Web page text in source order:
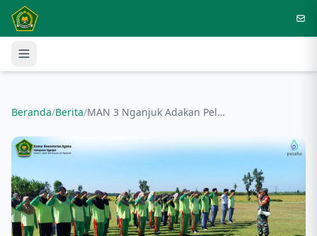
Langsung ke konten utama
Beranda/Berita/ MAN 3 Nganjuk Adakan Pelatihan Peraturan Baris Berbaris (PBB)